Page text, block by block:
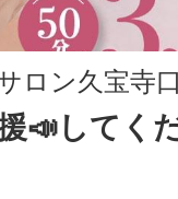
ロン久宝寺
📣してく